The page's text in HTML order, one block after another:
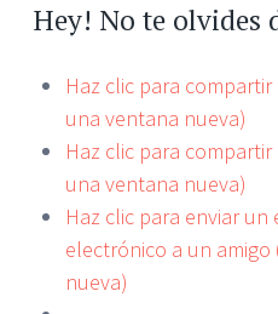
Hey! No te olvides
Haz clic para
una ventana nueva)
Haz clic para
una ventana nueva)
Haz clic para enviar
electrónico a un amigo
nueva)